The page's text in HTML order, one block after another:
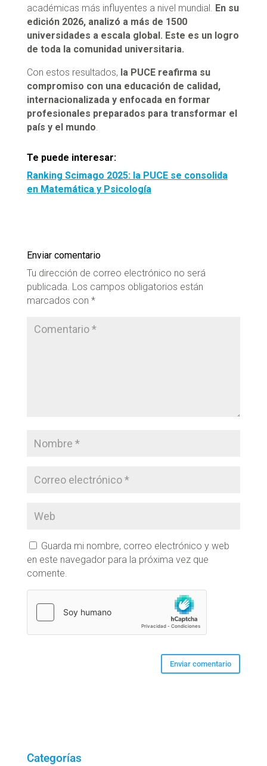
académicas más influyentes a nivel mundial. En su
edición 2026, analizó a más de 1500
universidades a escala global. Este es un logro
de toda la comunidad universitaria.
Con estos resultados, la PUCE reafirma su
compromiso con una educación de calidad,
internacionalizada y enfocada en formar
profesionales preparados para transformar el
país y el mundo
Te puede interesar:
Ranking Scimago 2025: la PUCE se consolida
en Matemática y Psicología
Enviar comentario
Tu dirección de correo electrónico no será
publicada. Los campos obligatorios están
marcados con *
Guarda mi nombre, correo electrónico y web
en este navegador para la próxima vez que
comente.
Categorías